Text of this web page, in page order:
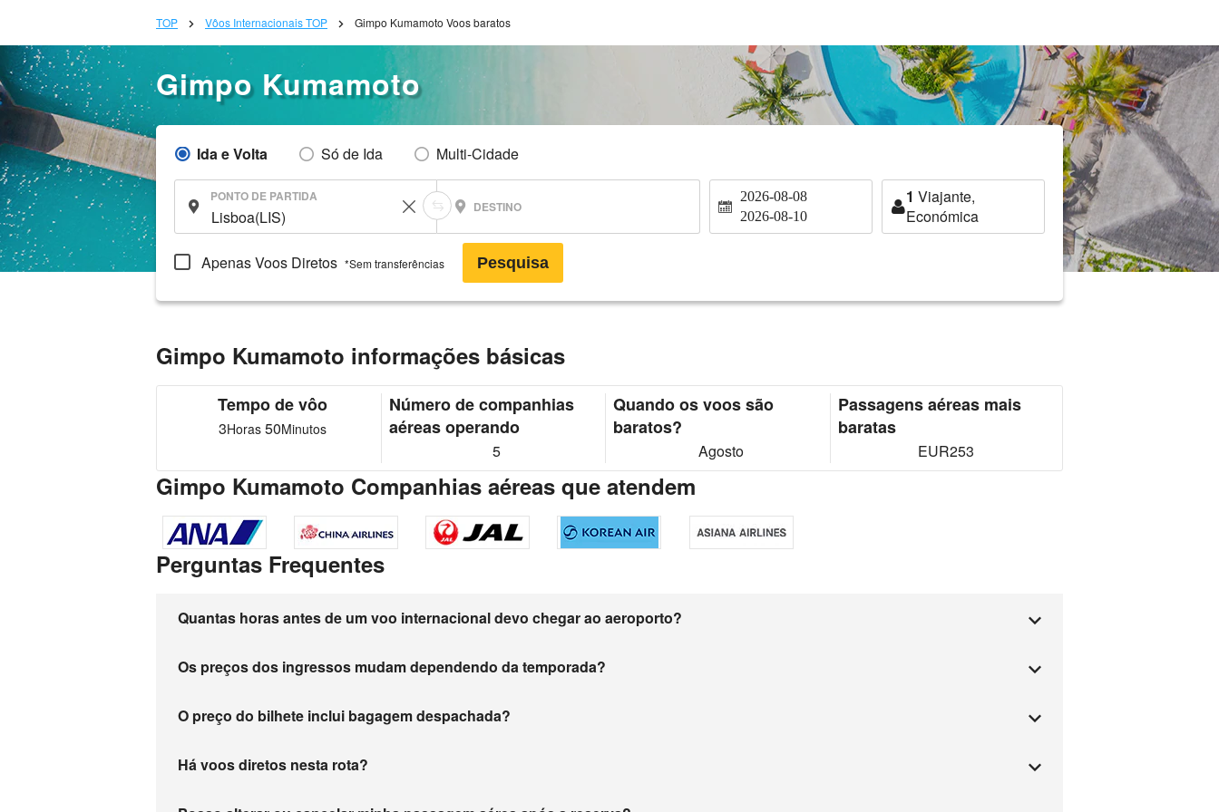
TOP Vôos Internacionais TOP Gimpo Kumamoto Voos baratos
Gimpo Kumamoto
Ida e Volta Só de Ida Multi-Cidade
PONTO DE PARTIDA
DESTINO
2026-08-08
2026-08-10
1 Viajante,
Económica
Apenas Voos Diretos *Sem transferências Pesquisa
Gimpo Kumamoto informações básicas
Tempo de vôo
3Horas 50Minutos
Número de companhias
aéreas operando
5
Quando os voos são
baratos?
Agosto
Passagens aéreas mais
baratas
EUR253
Gimpo Kumamoto Companhias aéreas que atendem
Perguntas Frequentes
Quantas horas antes de um voo internacional devo chegar ao aeroporto?
Os preços dos ingressos mudam dependendo da temporada?
O preço do bilhete inclui bagagem despachada?
Há voos diretos nesta rota?